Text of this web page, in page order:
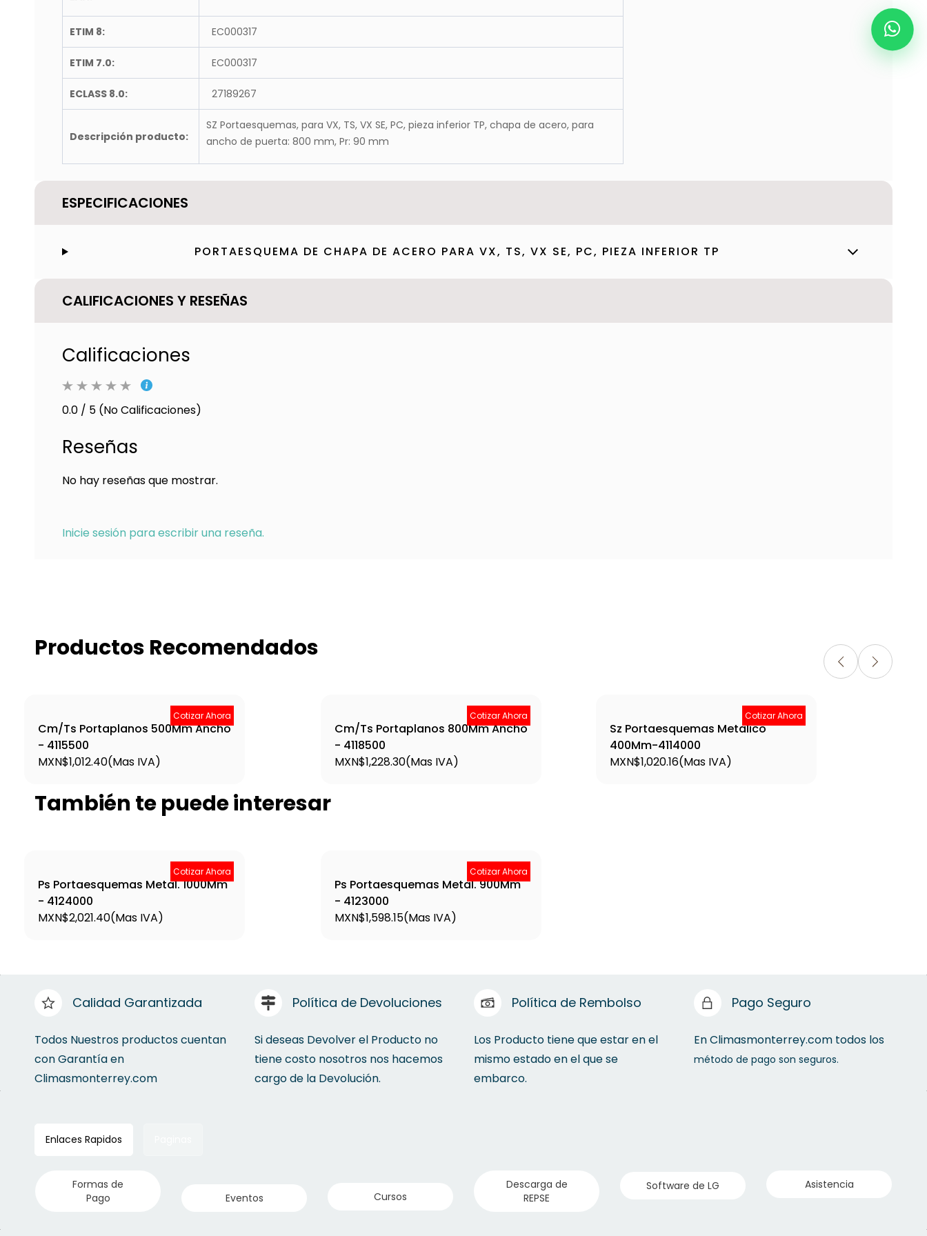
ETIM 8: EC000317
ETIM 7.0: EC000317
ECLASS 8.0: 27189267
Descripción producto:
SZ Portaesquemas, para VX, TS, VX SE, PC, pieza inferior TP, chapa de acero, para
ancho de puerta: 800 mm, Pr: 90 mm
ESPECIFICACIONES
PORTAESQUEMA DE CHAPA DE ACERO PARA VX, TS, VX SE, PC, PIEZA INFERIOR TP
CALIFICACIONES Y RESEÑAS
Calificaciones
0.0 / 5 (No Calificaciones)
Reseñas
No hay reseñas que mostrar.
Inicie sesión para escribir una reseña.
Productos Recomendados
Cotizar Ahora
Cm/Ts Portaplanos 500Mm Ancho
- 4115500
MXN$1,012.40(Mas IVA)
Cotizar Ahora
Cm/Ts Portaplanos 800Mm Ancho
- 4118500
MXN$1,228.30(Mas IVA)
Cotizar Ahora
Sz Portaesquemas Metalico
400Mm-4114000
MXN$1,020.16(Mas IVA)
También te puede interesar
Cotizar Ahora
Ps Portaesquemas Metal. 1000Mm
- 4124000
MXN$2,021.40(Mas IVA)
Cotizar Ahora
Ps Portaesquemas Metal. 900Mm
- 4123000
MXN$1,598.15(Mas IVA)
Calidad Garantizada
Todos Nuestros productos cuentan
con Garantía en
Climasmonterrey.com
Política de Devoluciones
Si deseas Devolver el Producto no
tiene costo nosotros nos hacemos
cargo de la Devolución.
Política de Rembolso
Los Producto tiene que estar en el
mismo estado en el que se
embarco.
Pago Seguro
En Climasmonterrey.com todos los
método de pago son seguros.
Enlaces Rapidos
Formas de
Pago
Eventos Cursos
Descarga de
REPSE
Software de LG Asistencia